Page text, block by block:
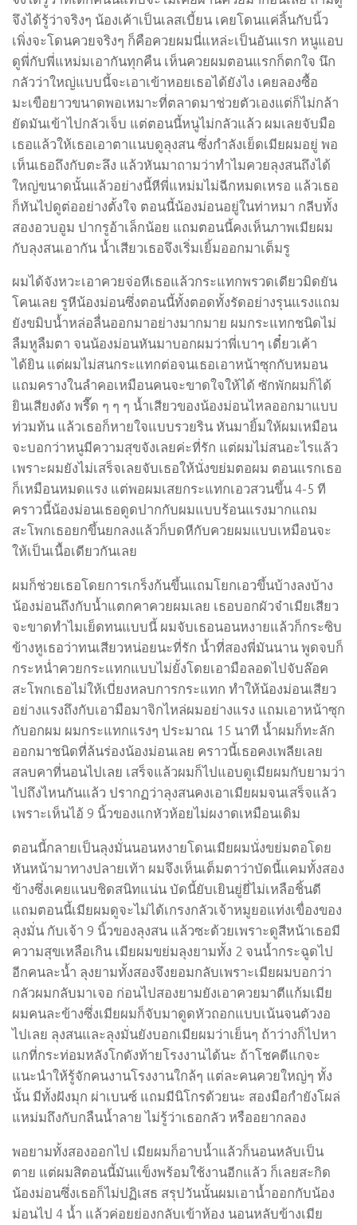
จึงได้รู้ว่าจริงๆ น้องเค้าเป็นเลสเบี้ยน เคยโดนแค่ลิ้นกับนิ้ว
เพิ่งจะโดนควยจริงๆ ก็คือควยผมนี่แหล่ะเป็นอันแรก หนูแอบ
ดูพี่กับพี่แหม่มเอากันทุกคืน เห็นควยผมตอนแรกก็ตกใจ นึก
กลัวว่าใหญ่แบบนี้จะเอาเข้าหอยเธอได้ยังไง เคยลองซื้อ
มะเขือยาวขนาดพอเหมาะที่ตลาดมาช่วยตัวเองแต่ก็ไม่กล้า
ยัดมันเข้าไปกลัวเจ็บ แต่ตอนนี้หนูไม่กลัวแล้ว ผมเลยจับมือ
เธอแล้วให้เธอเอาตาแนบดูลุงสน ซึ่งกำลังเย็ดเมียผมอยู่ พอ
เห็นเธอถึงกับตะลึง แล้วหันมาถามว่าทำไมควยลุงสนถึงได้
ใหญ่ขนาดนั้นแล้วอย่างนี้หีพี่แหม่มไม่ฉีกหมดเหรอ แล้วเธอ
ก็หันไปดูต่ออย่างตั้งใจ ตอนนี้น้องม่อนอยู่ในท่าหมา กลีบทั้ง
สองอวบอูม ปากรูอ้าเล็กน้อย แถมตอนนี้คงเห็นภาพเมียผม
กับลุงสนเอากัน น้ำเสียวเธอจึงเริ่มเยิ้มออกมาเต็มรู
ผมได้จังหวะเอาควยจ่อหีเธอแล้วกระแทกพรวดเดียวมิดยัน
โคนเลย รูหีน้องม่อนซึ่งตอนนี้ทั้งตอดทั้งรัดอย่างรุนแรงแถม
ยังขมิบน้ำหล่อลื่นออกมาอย่างมากมาย ผมกระแทกชนิดไม่
ลืมหูลืมตา จนน้องม่อนหันมาบอกผมว่าพี่เบาๆ เดี๋ยวเค้า
ได้ยิน แต่ผมไม่สนกระแทกต่อจนเธอเอาหน้าซุกกับหมอน
แถมครางในลำคอเหมือนคนจะขาดใจให้ได้ ซักพักผมก็ได้
ยินเสียงดัง พรื๊ด ๆ ๆ ๆ น้ำเสียวของน้องม่อนไหลออกมาแบบ
ท่วมท้น แล้วเธอก็หายใจแบบรวยริน หันมายิ้มให้ผมเหมือน
จะบอกว่าหนูมีความสุขจังเลยค่ะที่รัก แต่ผมไม่สนอะไรแล้ว
เพราะผมยังไม่เสร็จเลยจับเธอให้นั่งขย่มตอผม ตอนแรกเธอ
ก็เหมือนหมดแรง แต่พอผมเสยกระแทกเอวสวนขึ้น 4-5 ที
คราวนี้น้องม่อนเธอดูดปากกับผมแบบร้อนแรงมากแถม
สะโพกเธอยกขึ้นยกลงแล้วก็บดหีกับควยผมแบบเหมือนจะ
ให้เป็นเนื้อเดียวกันเลย
ผมก็ช่วยเธอโดยการเกร็งก้นขึ้นแถมโยกเอวขึ้นบ้างลงบ้าง
น้องม่อนถึงกับน้ำแตกคาควยผมเลย เธอบอกผัวจ๋าเมียเสียว
จะขาดทำไมเย็ดทนแบบนี้ ผมจับเธอนอนหงายแล้วก็กระซิบ
ข้างหูเธอว่าทนเสียวหน่อยนะที่รัก น้ำที่สองพี่มันนาน พูดจบก็
กระหน่ำควยกระแทกแบบไม่ยั้งโดยเอามือลอดไปจับล๊อค
สะโพกเธอไม่ให้เบี่ยงหลบการกระแทก ทำให้น้องม่อนเสียว
อย่างแรงถึงกับเอามือมาจิกไหล่ผมอย่างแรง แถมเอาหน้าซุก
กับอกผม ผมกระแทกแรงๆ ประมาณ 15 นาที น้ำผมก็ทะลัก
ออกมาชนิดที่ล้นร่องน้องม่อนเลย คราวนี้เธอคงเพลียเลย
สลบคาที่นอนไปเลย เสร็จแล้วผมก็ไปแอบดูเมียผมกับยามว่า
ไปถึงไหนกันแล้ว ปรากฏว่าลุงสนคงเอาเมียผมจนเสร็จแล้ว
เพราะเห็นไอ้ 9 นิ้วของแกหัวห้อยไม่ผงาดเหมือนเดิม
ตอนนี้กลายเป็นลุงมั่นนอนหงายโดนเมียผมนั่งขย่มตอโดย
หันหน้ามาทางปลายเท้า ผมจึงเห็นเต็มตาว่าบัดนี้แคมทั้งสอง
ข้างซึ่งเคยแนบชิดสนิทแน่น บัดนี้ยับเยินยู่ยี่ไม่เหลือชิ้นดี
แถมตอนนี้เมียผมดูจะไม่ได้เกรงกลัวเจ้าหมูยอแท่งเขื่องของ
ลุงมั่น กับเจ้า 9 นิ้วของลุงสน แล้วซะด้วยเพราะดูสีหน้าเธอมี
ความสุขเหลือเกิน เมียผมขย่มลุงยามทั้ง 2 จนน้ำกระฉูดไป
อีกคนละน้ำ ลุงยามทั้งสองจึงยอมกลับเพราะเมียผมบอกว่า
กลัวผมกลับมาเจอ ก่อนไปสองยามยังเอาควยมาตีแก้มเมีย
ผมคนละข้างซึ่งเมียผมก็จับมาดูดหัวถอกแบบเน้นจนตัวงอ
ไปเลย ลุงสนและลุงมั่นยังบอกเมียผมว่าเย็นๆ ถ้าว่างก็ไปหา
แกที่กระท่อมหลังโกดังท้ายโรงงานได้นะ ถ้าโชคดีแกจะ
แนะนำให้รู้จักคนงานโรงงานใกล้ๆ แต่ละคนควยใหญ่ๆ ทั้ง
นั้น มีทั้งฝังมุก ผ่าเบนซ์ แถมมีนิโกรด้วยนะ สองมือกำยังโผล่
แหม่มถึงกับกลืนน้ำลาย ไม่รู้ว่าเธอกลัว หรืออยากลอง
พอยามทั้งสองออกไป เมียผมก็อาบน้ำแล้วก็นอนหลับเป็น
ตาย แต่ผมสิตอนนี้มันแข็งพร้อมใช้งานอีกแล้ว ก็เลยสะกิด
น้องม่อนซึ่งเธอก็ไม่ปฏิเสธ สรุปวันนั้นผมเอาน้ำออกกับน้อง
ม่อนไป 4 น้ำ แล้วค่อยย่องกลับเข้าห้อง นอนหลับข้างเมีย